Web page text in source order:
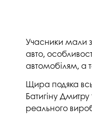
Публічна
Меморіал
Учасники мали
авто,
автомобілям, а
Щира подяка
Батигіну
реального